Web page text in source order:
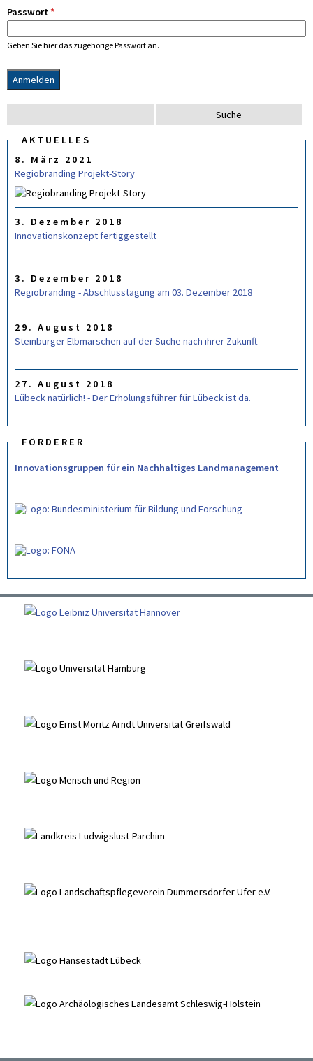
R
E
I
E
R
Passwort*
Geben Sie hier das zugehörige Passwort an.
U
C
O
M
u
AKTUELLES
8. März 2021
Regiobranding Projekt-Story
3. Dezember 2018
Innovationskonzept fertiggestellt
3. Dezember 2018
Regiobranding - Abschlusstagung am 03. Dezember 2018
29. August 2018
Steinburger Elbmarschen auf der Suche nach ihrer Zukunft
27. August 2018
Lübeck natürlich! - Der Erholungsführer für Lübeck ist da.
FÖRDERER
Innovationsgruppen für ein Nachhaltiges Landmanagement